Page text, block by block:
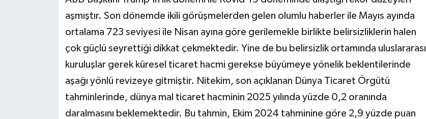
aşmıştır. Son dönemde ikili görüşmelerden gelen olumlu haberler ile Mayıs ayında
ortalama 723 seviyesi ile Nisan ayına göre gerilemekle birlikte belirsizliklerin halen
çok güçlü seyrettiği dikkat çekmektedir. Yine de bu belirsizlik ortamında uluslararası
kuruluşlar gerek küresel ticaret hacmi gerekse büyümeye yönelik beklentilerinde
aşağı yönlü revizeye gitmiştir. Nitekim, son açıklanan Dünya Ticaret Örgütü
tahminlerinde, dünya mal ticaret hacminin 2025 yılında yüzde 0,2 oranında
daralmasını beklemektedir. Bu tahmin, Ekim 2024 tahminine göre 2,9 yüzde puan